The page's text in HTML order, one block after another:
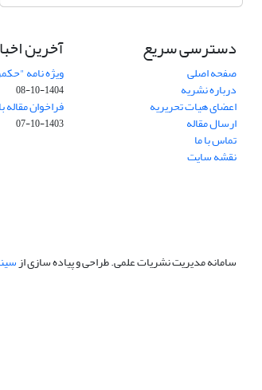
دسترسی سریع
صفحه اصلی
درباره نشریه
اعضای هیات تحریریه
ارسال مقاله
تماس با ما
نقشه سایت
آخرین
ویژه نامه
1404-10-08
فراخوان
1403-10-07
سامانه مدیریت نشریات علمی.طراحی و پیاده سازی از